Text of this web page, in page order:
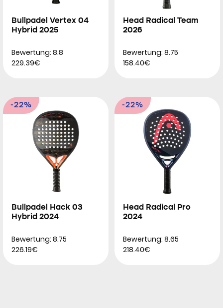
Bullpadel Vertex 04
Hybrid 2025
Bewertung: 8.8
229.39€
Head Radical Team
2026
Bewertung: 8.75
158.40€
-22%
Bullpadel Hack 03
Hybrid 2024
Bewertung: 8.75
226.19€
-22%
Head Radical Pro
2024
Bewertung: 8.65
218.40€